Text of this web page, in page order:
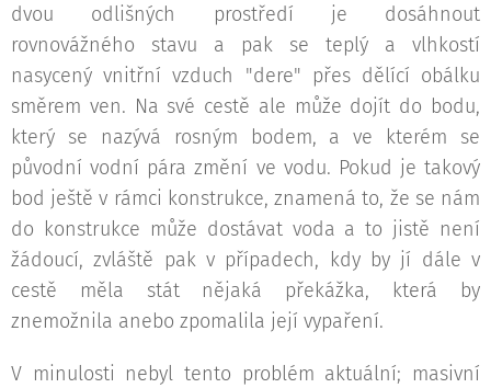
dvou odlišných prostředí je dosáhnout
rovnovážného stavu a pak se teplý a vlhkostí
nasycený vnitřní vzduch "dere" přes dělící obálku
směrem ven. Na své cestě ale může dojít do bodu,
který se nazývá rosným bodem, a ve kterém se
původní vodní pára změní ve vodu. Pokud je takový
bod ještě v rámci konstrukce, znamená to, že se nám
do konstrukce může dostávat voda a to jistě není
žádoucí, zvláště pak v případech, kdy by jí dále v
cestě měla stát nějaká překážka, která by
znemožnila anebo zpomalila její vypaření.
V minulosti nebyl tento problém aktuální; masivní